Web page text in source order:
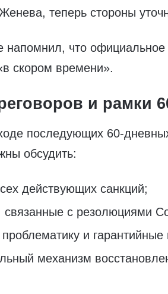
теперь стороны
напомнил, что
скором времени».
и рамки
последующих 60-
обсудить:
действующих санкций;
связанные с резолюциями
и
механизм